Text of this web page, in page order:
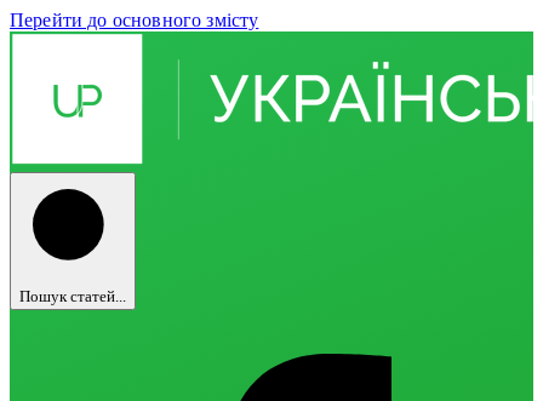
Перейти до основного змісту
Пошук статей...